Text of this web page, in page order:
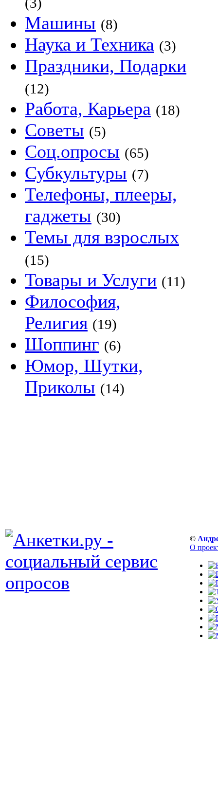
Машины (8)
Наука и Техника (3)
Праздники, Подарки
(12)
Работа, Карьера (18)
Советы (5)
Соц.опросы (65)
Субкультуры (7)
Телефоны, плееры,
гаджеты (30)
Темы для взрослых
(15)
Товары и Услуги (11)
Философия,
Религия (19)
Шоппинг (6)
Юмор, Шутки,
Приколы (14)
©
О